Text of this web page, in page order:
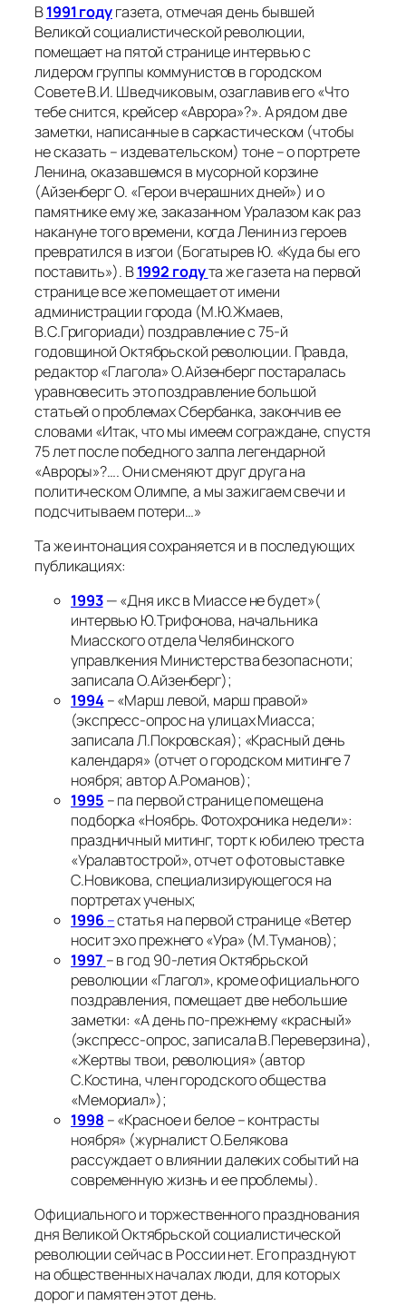
В1991 годугазета, отмечая день бывшей
Великой социалистической революции,
помещает на пятой странице интервью с
лидером группы коммунистов в городском
Совете В.И. Шведчиковым, озаглавив его «Что
тебе снится, крейсер «Аврора»?». А рядом две
заметки, написанные в саркастическом (чтобы
не сказать – издевательском) тоне – о портрете
Ленина, оказавшемся в мусорной корзине
(Айзенберг О. «Герои вчерашних дней») и о
памятнике ему же, заказанном Уралазом как раз
накануне того времени, когда Ленин из героев
превратился в изгои (Богатырев Ю. «Куда бы его
поставить»). В1992 годута же газета на первой
странице все же помещает от имени
администрации города (М.Ю.Жмаев,
В.С.Григориади) поздравление с 75-й
годовщиной Октябрьской революции. Правда,
редактор «Глагола» О.Айзенберг постаралась
уравновесить это поздравление большой
статьей о проблемах Сбербанка, закончив ее
словами «Итак, что мы имеем сограждане, спустя
75 лет после победного залпа легендарной
«Авроры»?…. Они сменяют друг друга на
политическом Олимпе, а мы зажигаем свечи и
подсчитываем потери…»
Та же интонация сохраняется и в последующих
публикациях:
1993— «Дня икс в Миассе не будет»(
интервью Ю.Трифонова, начальника
Миасского отдела Челябинского
управлкения Министерства безопасноти;
записала О.Айзенберг);
1994 – «Марш левой, марш правой»
(экспресс-опрос на улицах Миасса;
записала Л.Покровская); «Красный день
календаря» (отчет о городском митинге 7
ноября; автор А.Романов);
1995 – па первой странице помещена
подборка «Ноябрь. Фотохроника недели»:
праздничный митинг, торт к юбилею треста
«Уралавтострой», отчет о фотовыставке
С.Новикова, специализирующегося на
портретах ученых;
1996–статья на первой странице «Ветер
носит эхо прежнего «Ура» (М.Туманов);
1997 – в год 90-летия Октябрьской
революции «Глагол», кроме официального
поздравления, помещает две небольшие
заметки: «А день по-прежнему «красный»
(экспресс-опрос, записала В.Переверзина),
«Жертвы твои, революция» (автор
С.Костина, член городского общества
«Мемориал»);
1998 – «Красное и белое – контрасты
ноября» (журналист О.Белякова
рассуждает о влиянии далеких событий на
современную жизнь и ее проблемы).
Официального и торжественного празднования
дня Великой Октябрьской социалистической
революции сейчас в России нет. Его празднуют
на общественных началах люди, для которых
дорог и памятен этот день.